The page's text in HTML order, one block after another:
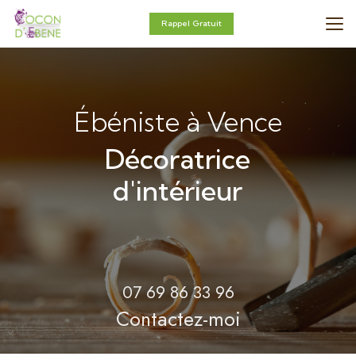
Aller
contenu
principal
Rappel Gratuit
Ébéniste à Vence
Décoratrice
d'intérieur
07 69 86 33 96
Contactez-moi